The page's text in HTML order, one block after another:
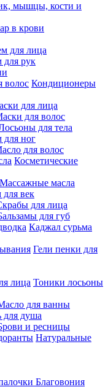
мышцы, кости и
в крови
для лица
для рук
Кондиционеры
для лица
для волос
для тела
для ног
для волос
Косметические
Массажные масла
век
для лица
для губ
Каджал сурьма
Гели пенки для
Тоники лосьоны
для ванны
для душа
и ресницы
Натуральные